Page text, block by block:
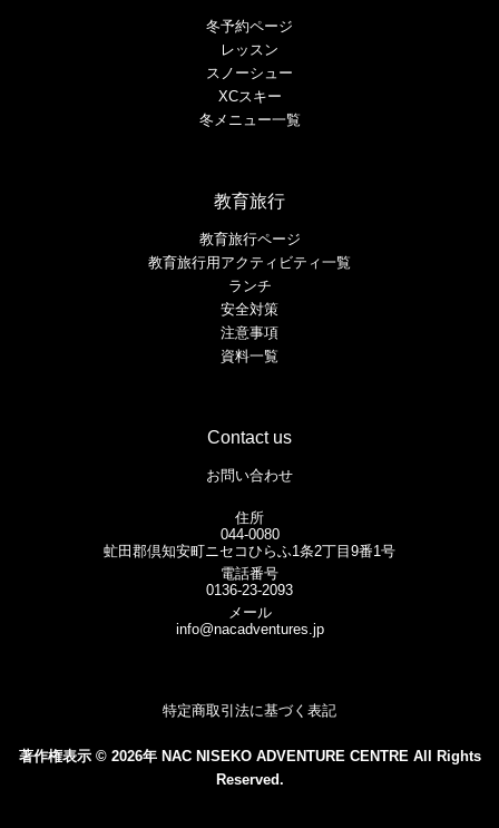
冬予約ページ
レッスン
スノーシュー
XCスキー
冬メニュー一覧
教育旅行
教育旅行ページ
教育旅行用アクティビティ一覧
ランチ
安全対策
注意事項
資料一覧
Contact us
お問い合わせ
住所
044-0080
虻田郡倶知安町ニセコひらふ1条2丁目9番1号
電話番号
0136-23-2093
メール
info@nacadventures.jp
特定商取引法に基づく表記
著作権表示 © 2026年 NAC NISEKO ADVENTURE CENTRE All Rights
Reserved.